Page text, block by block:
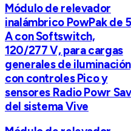
Módulo de relevador
inalámbrico PowPak de 5
A con Softswitch,
120/277 V, para cargas
generales de
con controles Pico y
sensores Radio Powr
del sistema Vive